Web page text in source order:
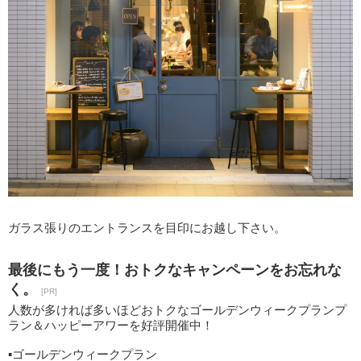
ガラス張りのエントランスを目印にお越し下さい。
最後にもう一度！おトクなキャンペーンをお忘れな
く。
[PR]
人数が多ければ多いほどおトクなゴールデンウィークプランプ
ラン＆ハッピーアワーを好評開催中！
▪ゴールデンウィークプラン